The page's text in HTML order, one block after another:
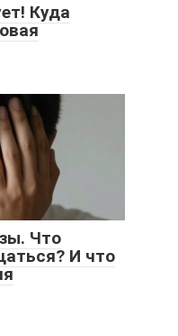
Куда
Что
И что